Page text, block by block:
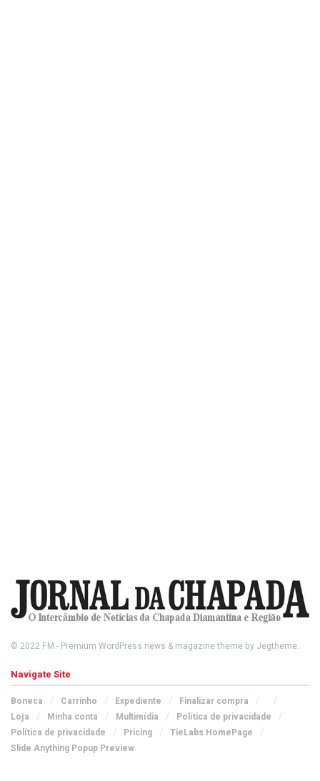
© 2022 FM - Premium WordPress news & magazine theme by Jegtheme.
Navigate Site
Boneca Carrinho Expediente
Finalizar compra
Loja
Minha conta Multimídia
Política de privacidade
Política de privacidade
Pricing
TieLabs HomePage
Slide Anything Popup Preview